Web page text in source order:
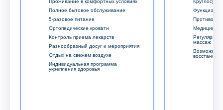
Проживание в комфортных условиях
Полное бытовое обслуживание
5-разовое питание
Ортопедические кровати
Контроль приема лекарств
Разнообразный досуг и мероприятия
Отдых на свежем воздухе
Индивидуальная программа
укрепления здоровья
массаж